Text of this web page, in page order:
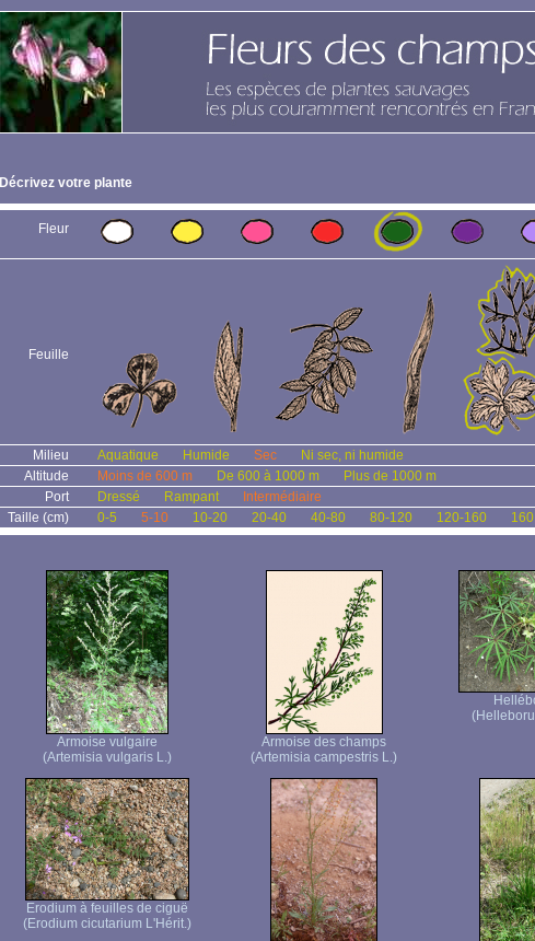
Décrivez votre plante
Fleur
Feuille
Milieu Aquatique Humide Sec
Ni sec, ni humide
Altitude
Moins de 600 m De 600 à 1000 m
Plus de 1000 m
Port
Dressé Rampant
Intermédiaire
Taille (cm)
0-5 5-10 10-20 20-40 40-80 80-120 120-160
Armoise vulgaire
(Artemisia vulgaris L.)
Armoise des champs
(Artemisia campestris L.)
Erodium à feuilles de ciguë
(Erodium cicutarium L'Hérit.)